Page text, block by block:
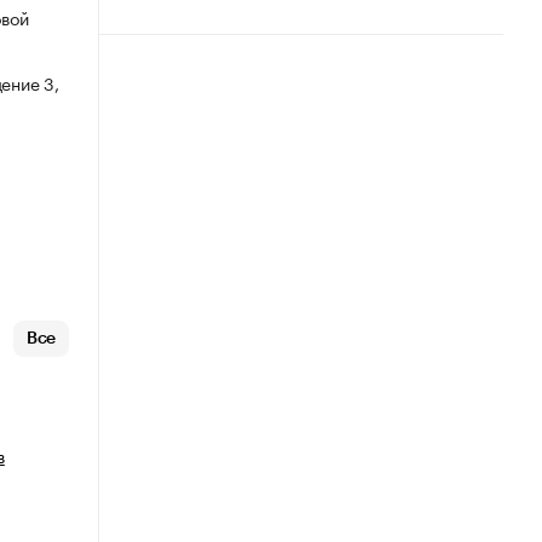
3,
Все